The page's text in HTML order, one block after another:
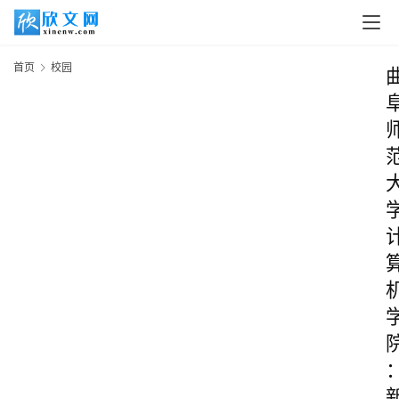
首页 校园